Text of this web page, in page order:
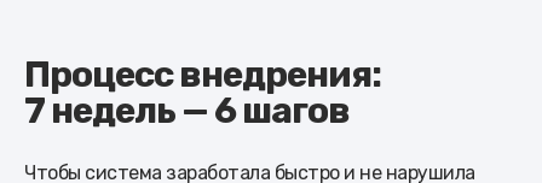
Процесс внедрения:
7 недель — 6 шагов
Чтобы система заработала быстро и не нарушила